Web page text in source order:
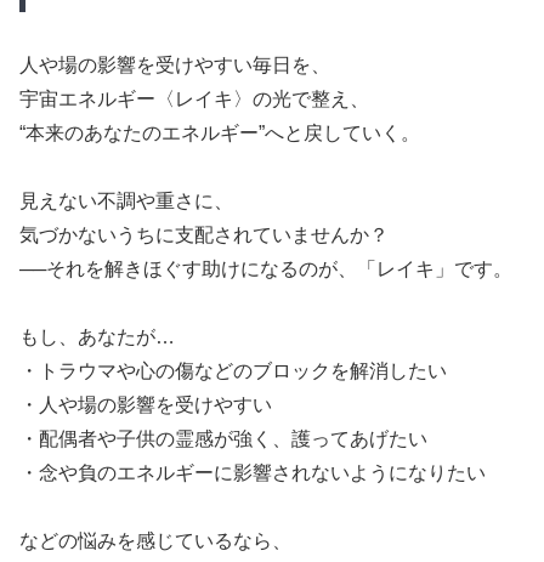
​人や場の影響を受けやすい毎日を、
​宇宙エネルギー〈レイキ〉の光で整え、
​“本来のあなたのエネルギー”へと戻していく。
​見えない不調や重さに、
​気づかないうちに支配されていませんか？
​──それを解きほぐす助けになるのが、「レイキ」です。
​もし、あなたが…
​・トラウマや心の傷などのブロックを解消したい
​・人や場の影響を受けやすい
​・配偶者や子供の霊感が強く、護ってあげたい
​・念や負のエネルギーに影響されないようになりたい
​などの悩みを感じているなら、